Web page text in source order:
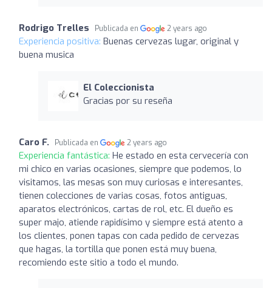
Rodrigo Trelles Publicada en 2 years ago
Experiencia positiva: Buenas cervezas lugar, original y
buena musica
El Coleccionista
Gracias por su reseña
Caro F. Publicada en 2 years ago
Experiencia fantástica: He estado en esta cervecería con
mi chico en varias ocasiones, siempre que podemos, lo
visitamos, las mesas son muy curiosas e interesantes,
tienen colecciones de varias cosas, fotos antiguas,
aparatos electrónicos, cartas de rol, etc. El dueño es
super majo, atiende rapidísimo y siempre está atento a
los clientes, ponen tapas con cada pedido de cervezas
que hagas, la tortilla que ponen está muy buena,
recomiendo este sitio a todo el mundo.